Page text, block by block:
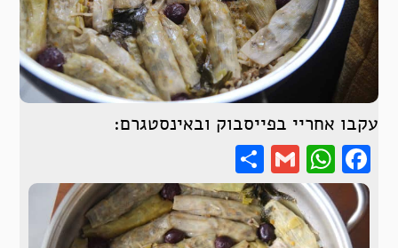
עקבו אחריי בפייסבוק ובאינסטגרם:
Facebook
WhatsApp
Gmail